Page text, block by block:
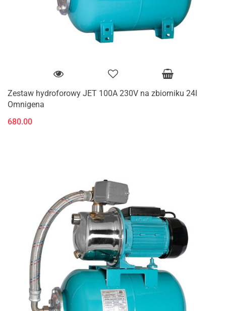
Zestaw hydroforowy JET 100A 230V na zbiorniku 24l
Omnigena
680.00